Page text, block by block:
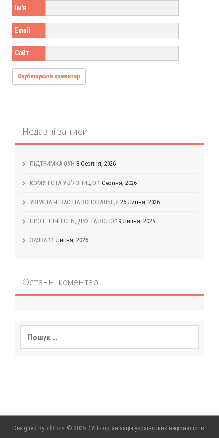
Ім'я
Email
Сайт
Недавні записи
ПІДТРИМКА ОУН 8 Серпня, 2026
КОМУНІСТА У В’ЯЗНИЦЮ 1 Серпня, 2026
УКРАЇНА ЧЕКАЄ НА КОНОВАЛЬЦЯ 25 Липня, 2026
ПРО ЕТНІЧНІСТЬ, ДУХ ТА ВОЛЮ 19 Липня, 2026
ЗАЯВА 11 Липня, 2026
Останні коментарі
Designed By InkHive © 2025 ОУН - організація українських націоналістів.